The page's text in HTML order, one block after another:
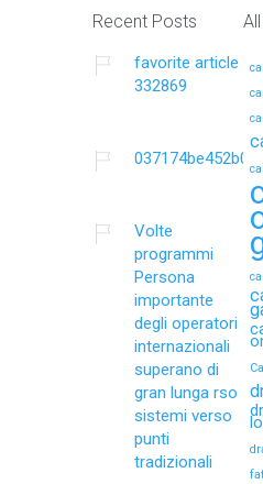
Recent Posts
favorite article
332869
Volte
programmi
Persona
importante
degli operatori
internazionali
superano di
gran lunga rso
sistemi verso
punti
tradizionali